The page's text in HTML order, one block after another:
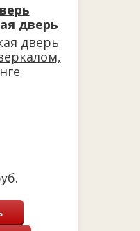
дверь